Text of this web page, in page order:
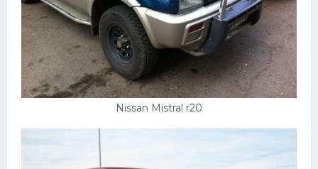
Nissan Mistral r20